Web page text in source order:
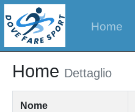
Home
Home Dettaglio
Nome